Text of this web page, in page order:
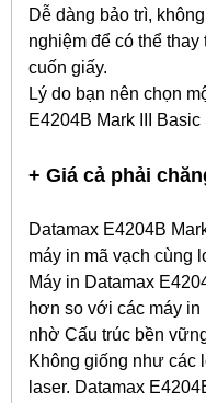
Dễ dàng bảo trì,
nghiệm để có thể
cuốn giấy.
Lý do bạn nên chọn
E4204B Mark III Basic
+ Giá cả phải
Datamax E4204B
máy in mã vạch cùng
Máy in Datamax
hơn so với các máy
nhờ Cấu trúc bền
Không giống như các
laser. Datamax